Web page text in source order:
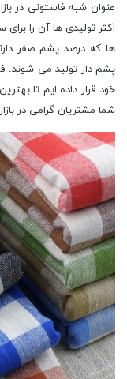
عنوان شبه فاستونی در
اکثر تولیدی ها آن را
ها که درصد پشم صفر
پشم دار تولید می شوند.
خود قرار داده ایم تا
شما مشتریان گرامی در